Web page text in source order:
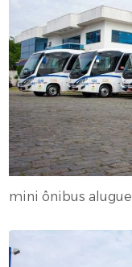
mini ônibus aluguel